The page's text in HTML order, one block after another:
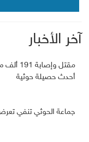
آخر الأخبار
مقتل
أحدث حصيلة حوثية
جماعة الحوثي تنفي